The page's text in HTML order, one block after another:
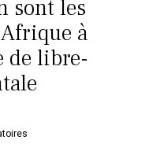
sont les
à
de libre-